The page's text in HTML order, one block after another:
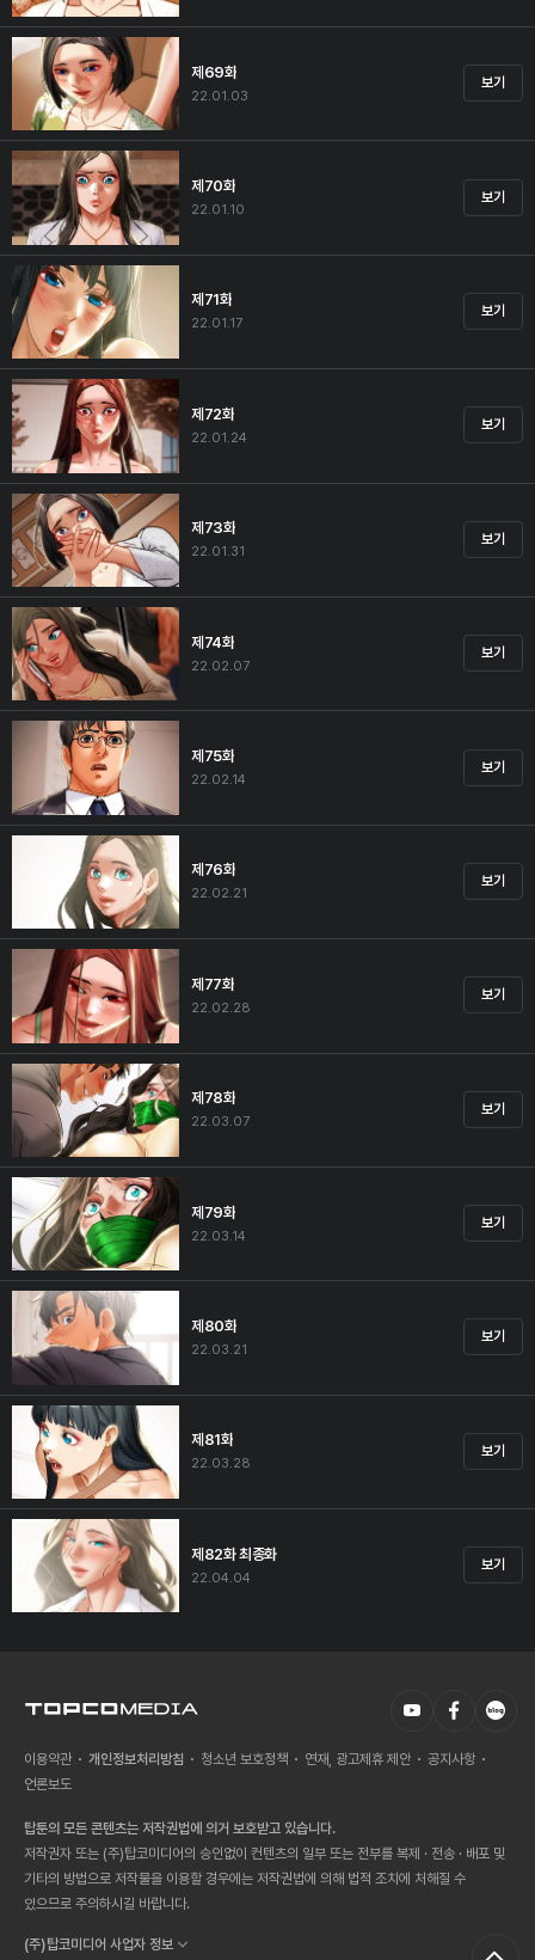
제69화
22.01.03
보기
제70화
22.01.10
보기
제71화
22.01.17
보기
제72화
22.01.24
보기
제73화
22.01.31
보기
제74화
22.02.07
보기
제75화
22.02.14
보기
제76화
22.02.21
보기
제77화
22.02.28
보기
제78화
22.03.07
보기
제79화
22.03.14
보기
제80화
22.03.21
보기
제81화
22.03.28
보기
제82화 최종화
22.04.04
보기
이용약관 개인정보처리방침 청소년 보호정책 연재, 광고제휴 제안
공지사항
언론보도
탑툰의 모든 콘텐츠는 저작권법에 의거 보호받고 있습니다.
저작권자 또는 (주)탑코미디어의 승인없이 컨텐츠의 일부 또는 전부를 복제 · 전송 · 배포 및
기타의 방법으로 저작물을 이용할 경우에는 저작권법에 의해 법적 조치에 처해질 수
있으므로 주의하시길 바랍니다.
(주)탑코미디어 사업자 정보